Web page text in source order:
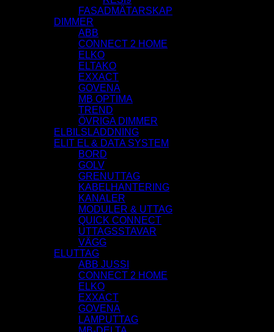
FASADMÄTARSKAP
DIMMER
ABB
CONNECT 2 HOME
ELKO
ELTAKO
EXXACT
GOVENA
MB OPTIMA
TREND
ÖVRIGA DIMMER
ELBILSLADDNING
ELIT EL & DATA SYSTEM
BORD
GOLV
GRENUTTAG
KABELHANTERING
KANALER
MODULER & UTTAG
QUICK CONNECT
UTTAGSSTAVAR
VÄGG
ELUTTAG
ABB JUSSI
CONNECT 2 HOME
ELKO
EXXACT
GOVENA
LAMPUTTAG